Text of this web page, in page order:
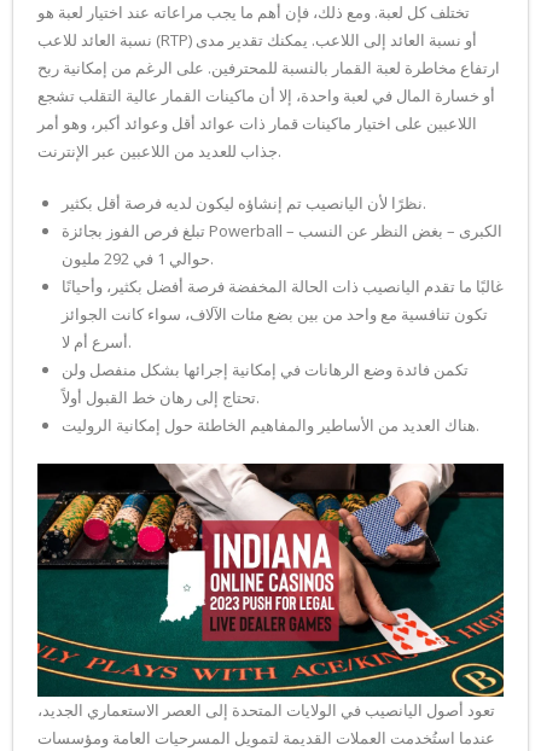
تختلف كل لعبة. ومع ذلك، فإن أهم ما يجب مراعاته عند اختيار لعبة هو
نسبة العائد للاعب (RTP) أو نسبة العائد إلى اللاعب. يمكنك تقدير مدى
ارتفاع مخاطرة لعبة القمار بالنسبة للمحترفين. على الرغم من إمكانية ربح
أو خسارة المال في لعبة واحدة، إلا أن ماكينات القمار عالية التقلب تشجع
اللاعبين على اختيار ماكينات قمار ذات عوائد أقل وعوائد أكبر، وهو أمر
جذاب للعديد من اللاعبين عبر الإنترنت.
نظرًا لأن اليانصيب تم إنشاؤه ليكون لديه فرصة أقل بكثير.
تبلغ فرص الفوز بجائزة Powerball الكبرى – بغض النظر عن النسب –
حوالي 1 في 292 مليون.
غالبًا ما تقدم اليانصيب ذات الحالة المخفضة فرصة أفضل بكثير، وأحيانًا
تكون تنافسية مع واحد من بين بضع مئات الآلاف، سواء كانت الجوائز
أسرع أم لا.
تكمن فائدة وضع الرهانات في إمكانية إجرائها بشكل منفصل ولن
تحتاج إلى رهان خط القبول أولاً.
هناك العديد من الأساطير والمفاهيم الخاطئة حول إمكانية الروليت.
تعود أصول اليانصيب في الولايات المتحدة إلى العصر الاستعماري الجديد،
عندما استُخدمت العملات القديمة لتمويل المسرحيات العامة ومؤسسات